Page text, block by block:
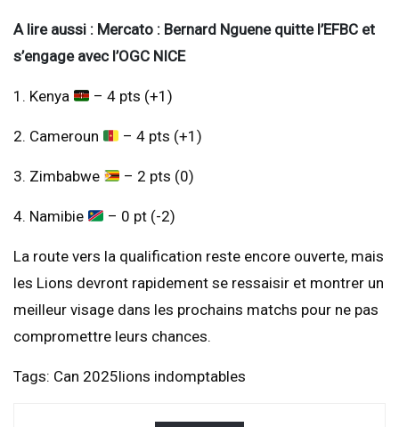
A lire aussi : Mercato : Bernard Nguene quitte l’EFBC et
s’engage avec l’OGC NICE
1. Kenya – 4 pts (+1)
2. Cameroun – 4 pts (+1)
3. Zimbabwe – 2 pts (0)
4. Namibie – 0 pt (-2)
La route vers la qualification reste encore ouverte, mais
les Lions devront rapidement se ressaisir et montrer un
meilleur visage dans les prochains matchs pour ne pas
compromettre leurs chances.
Tags: Can 2025lions indomptables